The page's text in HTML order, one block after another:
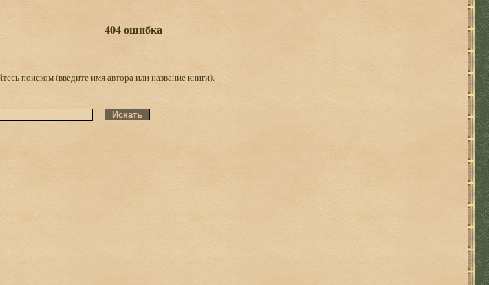
404 ошибка
поиском (введите имя автора или название книги).